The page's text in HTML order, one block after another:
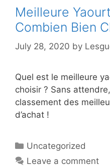
Meilleure
Combien Bien
July 28, 2020 by
Quel est le meilleure
choisir ? Sans
classement des
d’achat !
Uncategorized
Leave a comment